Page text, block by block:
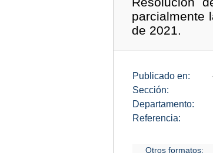
parcialmente
de 2021.
Publicado en:
Sección:
Departamento:
Referencia:
Otros formatos: